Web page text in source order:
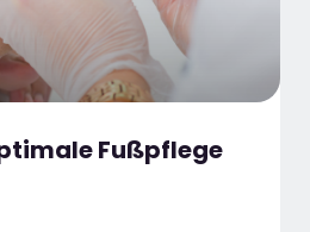
Fußpflege